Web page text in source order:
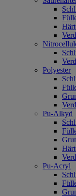
Polyester
Pu-Alkyd
Pu-Acryl